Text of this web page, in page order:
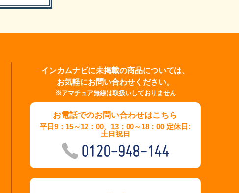
インカムナビに未掲載の商品については、
お気軽にお問い合わせください。
※アマチュア無線は取扱いしておりません
お電話でのお問い合わせはこちら
平日9：15～12：00、13：00～18：00 定休日:
土日祝日